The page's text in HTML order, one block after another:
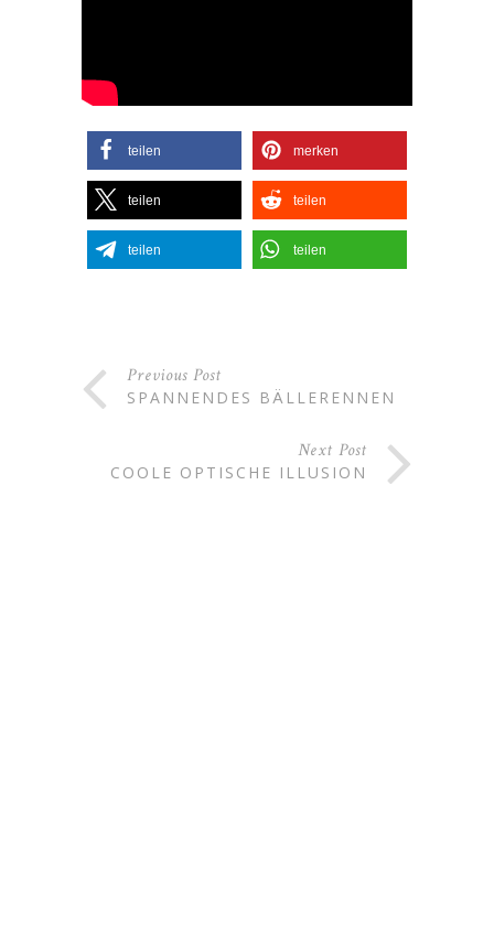
teilen merken
teilen teilen
teilen teilen
Previous Post
SPANNENDES BÄLLERENNEN
Next Post
COOLE OPTISCHE ILLUSION